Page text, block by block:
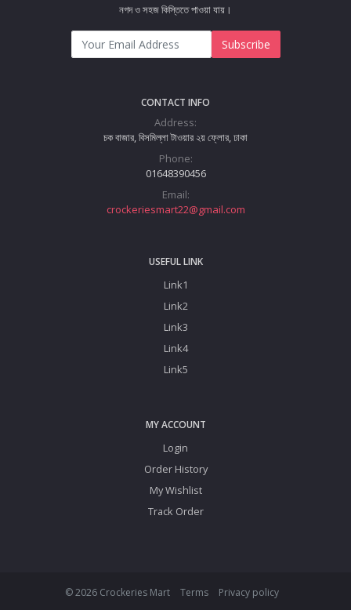
নগদ ও সহজ কিস্তিতে পাওয়া যায়।
Subscribe
CONTACT INFO
Address:
চক বাজার, বিসমিল্লা টাওয়ার ২য় ফ্লোর, ঢাকা
Phone:
01648390456
Email:
crockeriesmart22@gmail.com
USEFUL LINK
Link1
Link2
Link3
Link4
Link5
MY ACCOUNT
Login
Order History
My Wishlist
Track Order
© 2026 Crockeries Mart Terms Privacy policy